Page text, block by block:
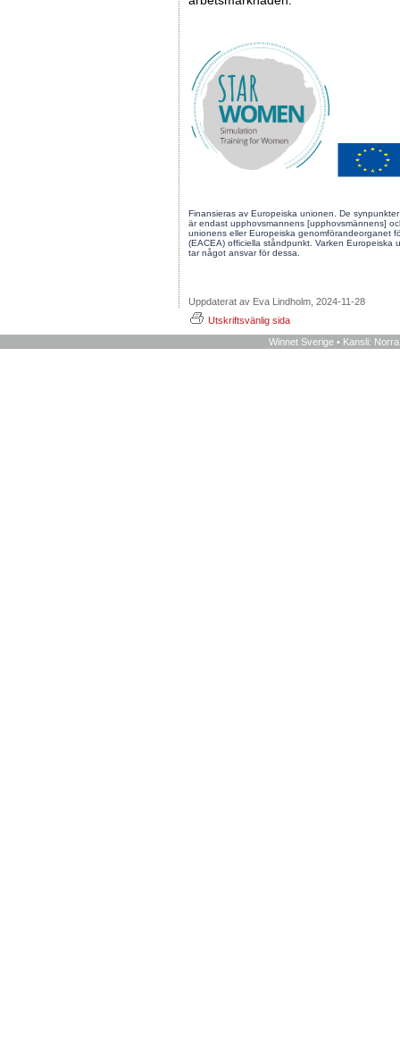
Finansieras av Europeiska unionen. De
är endast upphovsmannens [upphovsmännens]
unionens eller Europeiska genomförandeorganet
(EACEA) officiella ståndpunkt. Varken Europeiska
tar något ansvar för dessa.
Uppdaterat av Eva Lindholm, 2024-11-28
Utskriftsvänlig sida
Winnet Sverige • Kansli: